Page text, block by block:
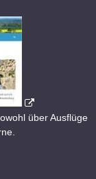
über Ausflüge